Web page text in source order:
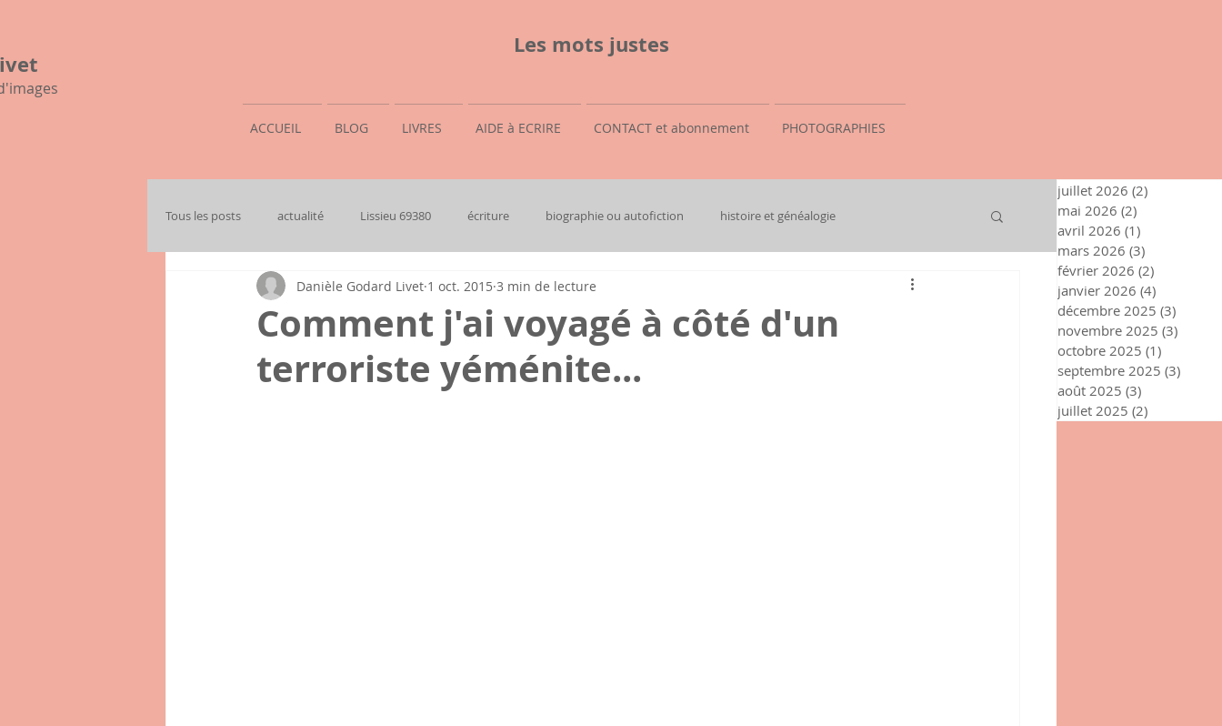
Les mots justes
ACCUEIL BLOG LIVRES AIDE à ECRIRE CONTACT et abonnement PHOTOGRAPHIES
Tous les posts actualité Lissieu 69380 écriture biographie ou autofiction histoire et généalogie
mon histoire familiale
Comment j'ai voyagé à côté d'un
terroriste yéménite...
Danièle Godard Livet 1 oct. 2015 3 min de lecture
juillet 2026 (2)
mai 2026 (2)
avril 2026 (1)
mars 2026 (3)
février 2026 (2)
janvier 2026 (4)
décembre 2025 (3)
novembre 2025 (3)
octobre 2025 (1)
septembre 2025 (3)
août 2025 (3)
juillet 2025 (2)